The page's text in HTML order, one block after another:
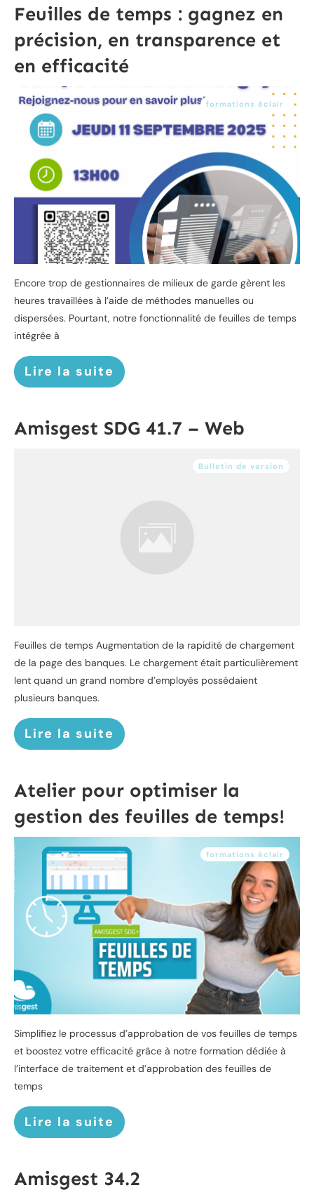
Feuilles de temps : gagnez en
précision, en transparence et
en efficacité
formations éclair
Encore trop de gestionnaires de milieux de garde gèrent les
heures travaillées à l’aide de méthodes manuelles ou
dispersées. Pourtant, notre fonctionnalité de feuilles de temps
intégrée à
Lire la suite
Amisgest SDG 41.7 – Web
Bulletin de version
Feuilles de temps Augmentation de la rapidité de chargement
de la page des banques. Le chargement était particulièrement
lent quand un grand nombre d’employés possédaient
plusieurs banques.
Lire la suite
Atelier pour optimiser la
gestion des feuilles de temps!
formations éclair
Simplifiez le processus d’approbation de vos feuilles de temps
et boostez votre efficacité grâce à notre formation dédiée à
l’interface de traitement et d’approbation des feuilles de
temps
Lire la suite
Amisgest 34.2